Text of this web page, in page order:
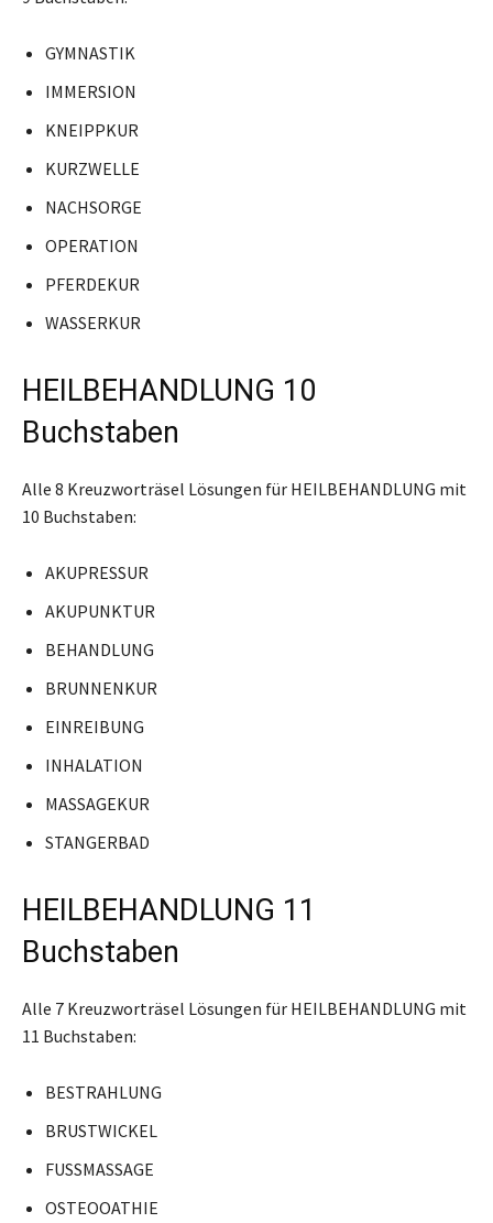
GYMNASTIK
IMMERSION
KNEIPPKUR
KURZWELLE
NACHSORGE
OPERATION
PFERDEKUR
WASSERKUR
HEILBEHANDLUNG 10
Buchstaben
Alle 8 Kreuzworträsel Lösungen für HEILBEHANDLUNG mit
10 Buchstaben:
AKUPRESSUR
AKUPUNKTUR
BEHANDLUNG
BRUNNENKUR
EINREIBUNG
INHALATION
MASSAGEKUR
STANGERBAD
HEILBEHANDLUNG 11
Buchstaben
Alle 7 Kreuzworträsel Lösungen für HEILBEHANDLUNG mit
11 Buchstaben:
BESTRAHLUNG
BRUSTWICKEL
FUSSMASSAGE
OSTEOOATHIE